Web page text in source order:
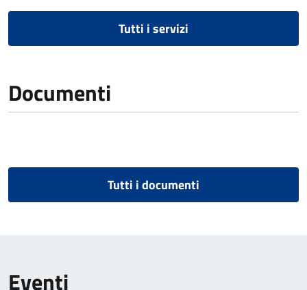
Tutti i servizi
Documenti
Tutti i documenti
Eventi